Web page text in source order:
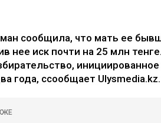
сообщила, что мать ее
нее иск почти на 25 млн
года, ссообщает Ulysmedia.kz.